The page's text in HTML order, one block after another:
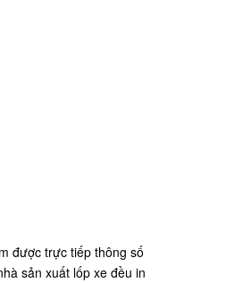
được trực tiếp thông số
sản xuất lốp xe đều in